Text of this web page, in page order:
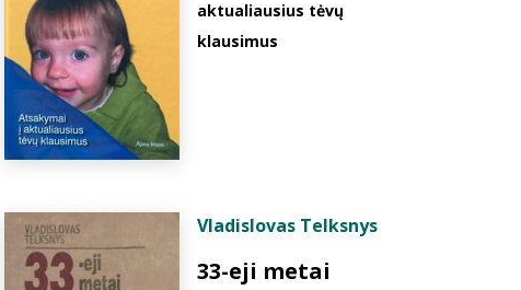
aktualiausius tėvų
klausimus
Vladislovas Telksnys
33-eji metai